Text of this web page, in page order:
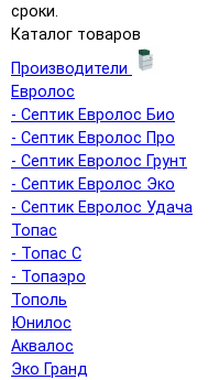
сроки.
Каталог товаров
Производители
Евролос
- Септик Евролос Био
- Септик Евролос Про
- Септик Евролос Грунт
- Септик Евролос Эко
- Септик Евролос Удача
Топас
- Топас С
- Топаэро
Тополь
Юнилос
Аквалос
Эко Гранд